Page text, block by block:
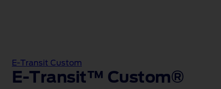
E-Transit Custom
E-Transit™ Custom®